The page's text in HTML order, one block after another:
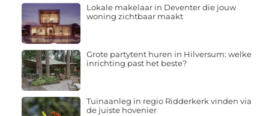
Lokale makelaar in Deventer die jouw
woning zichtbaar maakt
Grote partytent huren in Hilversum: welke
inrichting past het beste?
Tuinaanleg in regio Ridderkerk vinden via
de juiste hovenier